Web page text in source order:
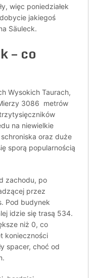
więc poniedziałek
jakiegoś
Säuleck.
– co
Wysokich Taurach,
3086 metrów
na niewielkie
oraz duże
sporą popularnością
zachodu, po
przez
Pod budynek
idzie się trasą 534.
niż 0, co
konieczności
spacer, choć od